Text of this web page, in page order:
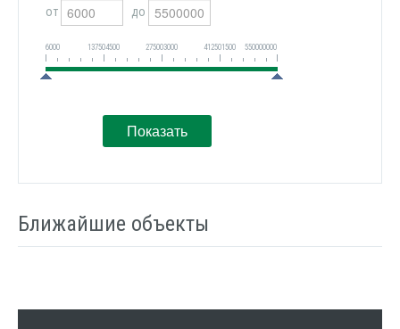
от до
6000 137504500 275003000 412501500 550000000
Ближайшие объекты